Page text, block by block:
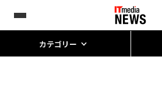
カテゴリー